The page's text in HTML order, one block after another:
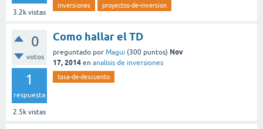
3.2k vistas
inversiones proyectos-de-inversion
0
votos
1
respuesta
2.5k vistas
Como hallar el TD
preguntado por Magui (300 puntos) Nov
17, 2014 en analisis de inversiones
tasa-de-descuento